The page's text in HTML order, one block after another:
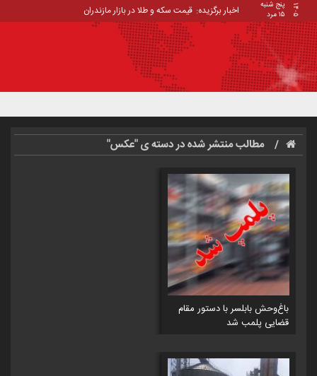
۱۴۰۵
پنج شنبه
۱۵ مرد
اخبار برگزیده: قیمت سکه و طلا در بازار مازندران
مطالب منتشر شده در دسته ی "عکس"
باغ‌وحش بابلسر با دستور مقام
قضایی پلمب شد